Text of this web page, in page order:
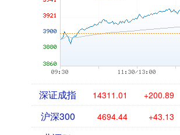
深证成指 14311.01 +200.89
沪深300 4694.44 +43.13